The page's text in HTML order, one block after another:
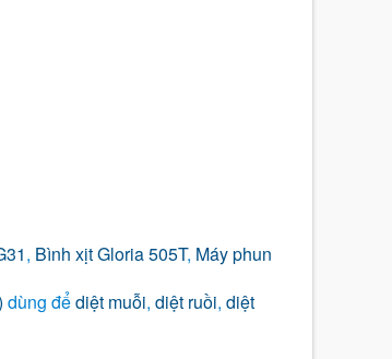
, Bình xịt Gloria 505T, Máy phun
dùng đểdiệt muỗi, diệt ruồi, diệt